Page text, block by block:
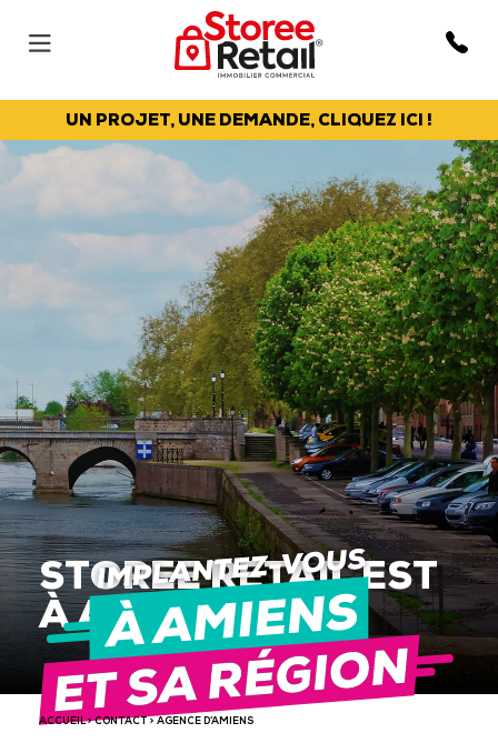
UN PROJET, UNE DEMANDE, CLIQUEZ ICI !
STOREE RETAIL EST
À AMIENS
ACCUEIL>CONTACT > AGENCE D’AMIENS